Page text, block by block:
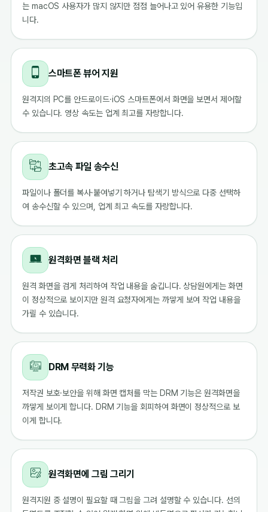
는 macOS 사용자가 많지 않지만 점점 늘어나고 있어 유용한 기능입
니다.
스마트폰 뷰어 지원
원격지의 PC를 안드로이드·iOS 스마트폰에서 화면을 보면서 제어할
수 있습니다. 영상 속도는 업계 최고를 자랑합니다.
초고속 파일 송수신
파일이나 폴더를 복사·붙여넣기 하거나 탐색기 방식으로 다중 선택하
여 송수신할 수 있으며, 업계 최고 속도를 자랑합니다.
원격화면 블랙 처리
원격 화면을 검게 처리하여 작업 내용을 숨깁니다. 상담원에게는 화면
이 정상적으로 보이지만 원격 요청자에게는 까맣게 보여 작업 내용을
가릴 수 있습니다.
DRM 무력화 기능
저작권 보호·보안을 위해 화면 캡처를 막는 DRM 기능은 원격화면을
까맣게 보이게 합니다. DRM 기능을 회피하여 화면이 정상적으로 보
이게 합니다.
원격화면에 그림 그리기
원격지원 중 설명이 필요할 때 그림을 그려 설명할 수 있습니다. 선의